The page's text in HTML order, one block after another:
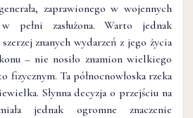
zaprawionego w wojennych
pełni zasłużona. Warto jednak
znanych wydarzeń z jego życia
– nie nosiło znamion wielkiego
fizycznym. Ta północnowłoska rzeka
Słynna decyzja o przejściu na
jednak ogromne znaczenie